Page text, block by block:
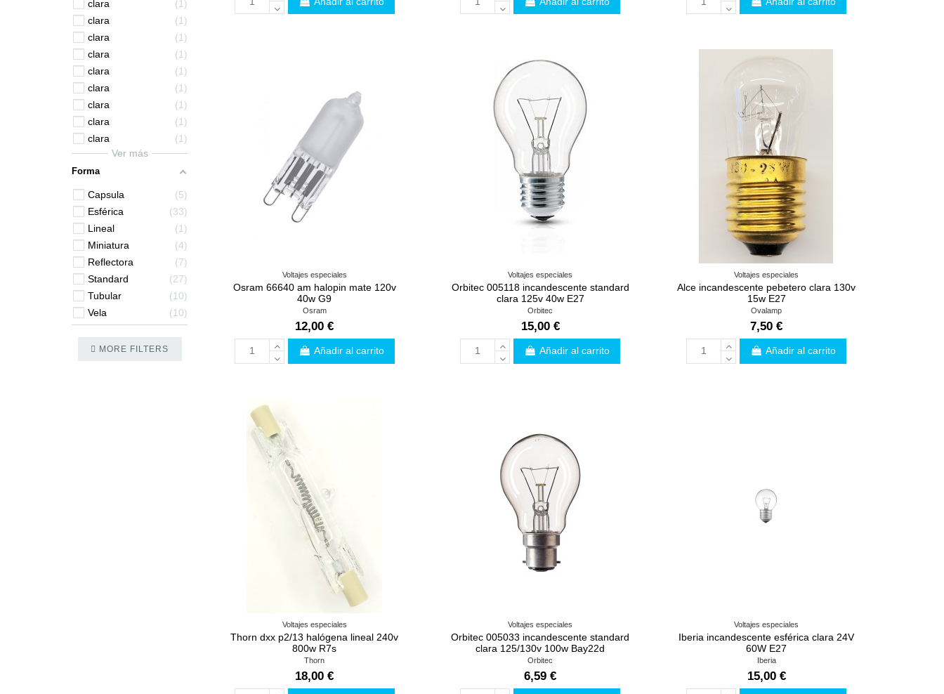
Voltajes especiales
Osram 66640 am halopin mate 120v
40w G9
Osram
12,00 €
Añadir al carrito
Voltajes especiales
Orbitec 005118 incandescente standard
clara 125v 40w E27
Orbitec
15,00 €
Añadir al carrito
Voltajes especiales
Alce incandescente pebetero clara 130v
15w E27
Ovalamp
7,50 €
Añadir al carrito
Voltajes especiales
Thorn dxx p2/13 halógena lineal 240v
800w R7s
Thorn
18,00 €
Voltajes especiales
Orbitec 005033 incandescente standard
clara 125/130v 100w Bay22d
Orbitec
6,59 €
Voltajes especiales
Iberia incandescente esférica clara 24V
60W E27
Iberia
15,00 €
clara
1
clara
1
clara
1
clara
1
clara
1
clara
1
clara
1
clara
1
clara
1
Ver más
Forma
Capsula
5
Esférica
33
Lineal
1
Miniatura
4
Reflectora
7
Standard
27
Tubular
10
Vela
10
MORE FILTERS